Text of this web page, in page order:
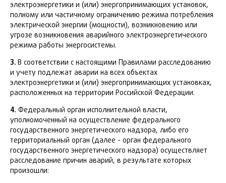
электроэнергетики и (или) энергопринимающих установок,
полному или частичному ограничению режима потребления
электрической энергии (мощности), возникновению или
угрозе возникновения аварийного электроэнергетического
режима работы энергосистемы.
3. В соответствии с настоящими Правилами расследованию
и учету подлежат аварии на всех объектах
электроэнергетики и (или) энергопринимающих установках,
расположенных на территории Российской Федерации.
4. Федеральный орган исполнительной власти,
уполномоченный на осуществление федерального
государственного энергетического надзора, либо его
территориальный орган (далее - орган федерального
государственного энергетического надзора) осуществляет
расследование причин аварий, в результате которых
произошли: